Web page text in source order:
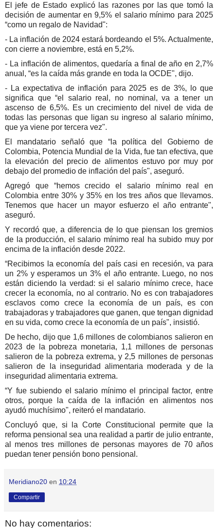
El jefe de Estado explicó las razones por las que tomó la
decisión de aumentar en 9,5% el salario mínimo para 2025
“como un regalo de Navidad":
- La inflación de 2024 estará bordeando el 5%. Actualmente,
con cierre a noviembre, está en 5,2%.
- La inflación de alimentos, quedaría a final de año en 2,7%
anual, “es la caída más grande en toda la OCDE", dijo.
- La expectativa de inflación para 2025 es de 3%, lo que
significa que “el salario real, no nominal, va a tener un
ascenso de 6,5%. Es un crecimiento del nivel de vida de
todas las personas que ligan su ingreso al salario mínimo,
que ya viene por tercera vez".
El mandatario señaló que “la política del Gobierno de
Colombia, Potencia Mundial de la Vida, fue tan efectiva, que
la elevación del precio de alimentos estuvo por muy por
debajo del promedio de inflación del país", aseguró.
Agregó que “hemos crecido el salario mínimo real en
Colombia entre 30% y 35% en los tres años que llevamos.
Tenemos que hacer un mayor esfuerzo el año entrante",
aseguró.
Y recordó que, a diferencia de lo que piensan los gremios
de la producción, el salario mínimo real ha subido muy por
encima de la inflación desde 2022.
“Recibimos la economía del país casi en recesión, va para
un 2% y esperamos un 3% el año entrante. Luego, no nos
están diciendo la verdad: si el salario mínimo crece, hace
crecer la economía, no al contrario. No es con trabajadores
esclavos como crece la economía de un país, es con
trabajadoras y trabajadores que ganen, que tengan dignidad
en su vida, como crece la economía de un país", insistió.
De hecho, dijo que 1,6 millones de colombianos salieron en
2023 de la pobreza monetaria, 1,1 millones de personas
salieron de la pobreza extrema, y 2,5 millones de personas
salieron de la inseguridad alimentaria moderada y de la
inseguridad alimentaria extrema.
“Y fue subiendo el salario mínimo el principal factor, entre
otros, porque la caída de la inflación en alimentos nos
ayudó muchísimo", reiteró el mandatario.
Concluyó que, si la Corte Constitucional permite que la
reforma pensional sea una realidad a partir de julio entrante,
al menos tres millones de personas mayores de 70 años
puedan tener pensión bono pensional.
Meridiano20 en 10:24
Compartir
No hay comentarios: